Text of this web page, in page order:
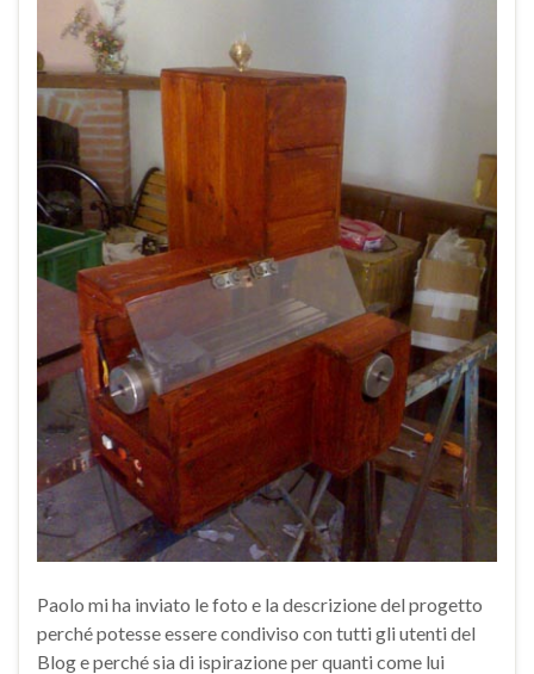
Paolo mi ha inviato le foto e la descrizione del progetto
perché potesse essere condiviso con tutti gli utenti del
Blog e perché sia di ispirazione per quanti come lui